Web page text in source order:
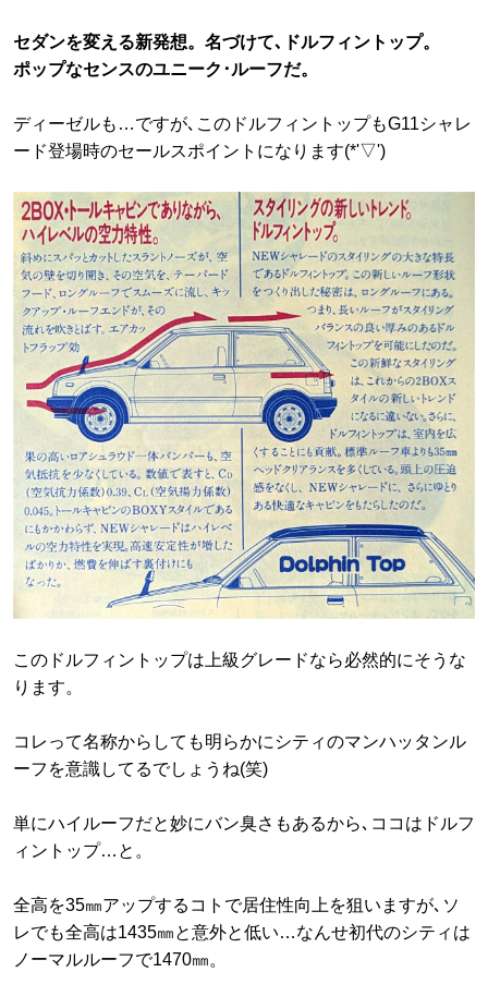
セダンを変える新発想。名づけて､ドルフィントップ。
ポップなセンスのユニーク･ルーフだ。
ディーゼルも…ですが､このドルフィントップもG11シャレ
ード登場時のセールスポイントになります(*'▽')
このドルフィントップは上級グレードなら必然的にそうな
ります。
コレって名称からしても明らかにシティのマンハッタンル
ーフを意識してるでしょうね(笑)
単にハイルーフだと妙にバン臭さもあるから､ココはドルフ
ィントップ…と。
全高を35㎜アップするコトで居住性向上を狙いますが､ソ
レでも全高は1435㎜と意外と低い…なんせ初代のシティは
ノーマルルーフで1470㎜。